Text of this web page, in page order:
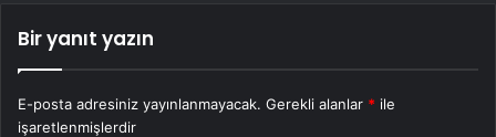
Bir yanıt yazın
E-posta adresiniz yayınlanmayacak. Gerekli alanlar * ile
işaretlenmişlerdir